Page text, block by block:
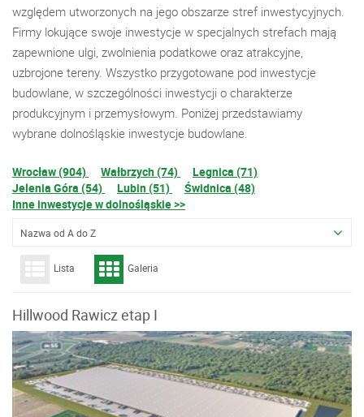
względem utworzonych na jego obszarze stref inwestycyjnych.
Firmy lokujące swoje inwestycje w specjalnych strefach mają
zapewnione ulgi, zwolnienia podatkowe oraz atrakcyjne,
uzbrojone tereny. Wszystko przygotowane pod inwestycje
budowlane, w szczególności inwestycji o charakterze
produkcyjnym i przemysłowym. Poniżej przedstawiamy
wybrane dolnośląskie inwestycje budowlane.
Wrocław (904) Wałbrzych (74)
Legnica (71)
Jelenia Góra (54)
Lubin (51)
Świdnica (48)
Inne inwestycje w dolnośląskie >>
Nazwa od A do Z
Lista Galeria
Hillwood Rawicz etap I